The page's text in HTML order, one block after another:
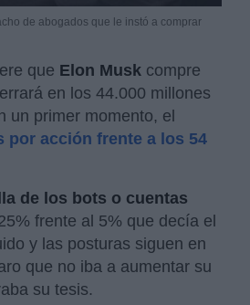
de abogados que le instó a comprar
que Elon Musk compre
en los 44.000 millones
un primer momento, el
por acción frente a los 54
de los bots o cuentas
frente al 5% que decía el
y las posturas siguen en
que no iba a aumentar su
su tesis.